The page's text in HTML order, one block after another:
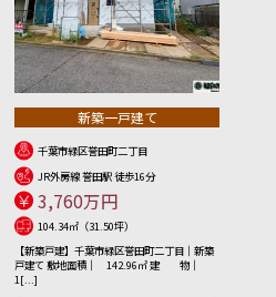
新築一戸建て
千葉市緑区誉田町二丁目
JR外房線 誉田駅 徒歩16分
3,760万円
104.34㎡（31.50坪）
【新築戸建】千葉市緑区誉田町二丁目｜新築
戸建て 敷地面積｜ 142.96㎡ 建 物｜
1[...]